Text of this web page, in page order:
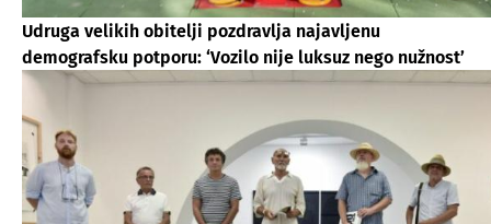
Udruga velikih obitelji pozdravlja najavljenu
demografsku potporu: ‘Vozilo nije luksuz nego nužnost’